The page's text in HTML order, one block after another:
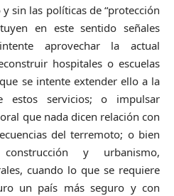
sin las políticas de “protección
en este sentido señales
aprovechar la actual
hospitales o escuelas
se intente extender ello a la
estos servicios; o impulsar
que nada dicen relación con
del terremoto; o bien
y urbanismo,
cuando lo que se requiere
un país más seguro y con